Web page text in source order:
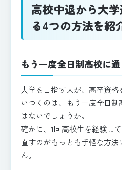
高校中退から大
る4つの方法を紹
もう一度全日制高校に通
大学を目指す人が、高卒資
いつくのは、もう一度全日
はないでしょうか。
確かに、1回高校生を経験し
直すのがもっとも手軽な方
ん。